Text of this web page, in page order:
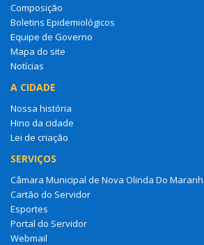
Composição
Boletins Epidemiológicos
Equipe de Governo
Mapa do site
Notícias
A CIDADE
Nossa história
Hino da cidade
Lei de criação
SERVIÇOS
Câmara Municipal de Nova Olinda Do
Cartão do Servidor
Esportes
Portal do Servidor
Webmail